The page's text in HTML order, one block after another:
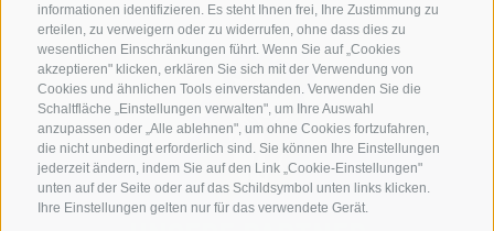
informationen identifizieren. Es steht Ihnen frei, Ihre Zustimmung zu
erteilen, zu verweigern oder zu widerrufen, ohne dass dies zu
wesentlichen Einschränkungen führt. Wenn Sie auf „Cookies
akzeptieren" klicken, erklären Sie sich mit der Verwendung von
Cookies und ähnlichen Tools einverstanden. Verwenden Sie die
Schaltfläche „Einstellungen verwalten", um Ihre Auswahl
anzupassen oder „Alle ablehnen", um ohne Cookies fortzufahren,
die nicht unbedingt erforderlich sind. Sie können Ihre Einstellungen
jederzeit ändern, indem Sie auf den Link „Cookie-Einstellungen"
unten auf der Seite oder auf das Schildsymbol unten links klicken.
Ihre Einstellungen gelten nur für das verwendete Gerät.